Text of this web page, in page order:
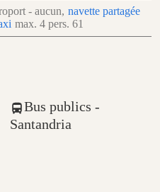
- aucun, navette partagée
max. 4 pers. 61
Bus publics -
Santandria